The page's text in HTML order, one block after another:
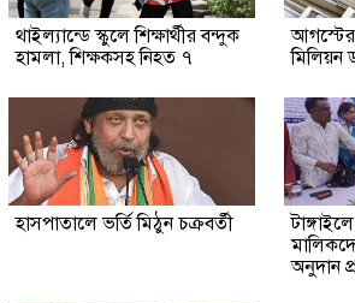
থাইল্যান্ডে স্কুলে শিক্ষার্থীর বন্দুক
হামলা, শিক্ষকসহ নিহত ৭
মিলিয়ন
হাসপাতালে ভর্তি মিঠুন চক্রবর্তী
অনুদান